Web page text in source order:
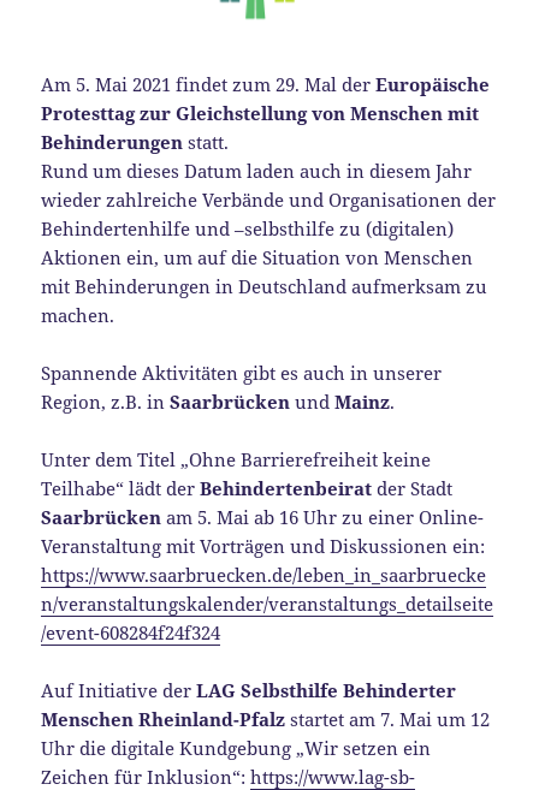
Am 5. Mai 2021 findet zum 29. Mal derEuropäische
Protesttag zur Gleichstellung von Menschen mit
Behinderungen statt.
Rund um dieses Datum laden auch in diesem Jahr
wieder zahlreiche Verbände und Organisationen der
Behindertenhilfe und –selbsthilfe zu (digitalen)
Aktionen ein, um auf die Situation von Menschen
mit Behinderungen in Deutschland aufmerksam zu
machen.
Spannende Aktivitäten gibt es auch in unserer
Region, z.B. inSaarbrücken undMainz.
Unter dem Titel „Ohne Barrierefreiheit keine
Teilhabe“ lädt derBehindertenbeirat der Stadt
Saarbrücken am 5. Mai ab 16 Uhr zu einer Online-
Veranstaltung mit Vorträgen und Diskussionen ein:
https://www.saarbruecken.de/leben_in_saarbruecke
n/veranstaltungskalender/veranstaltungs_detailseite
/event-608284f24f324
Auf Initiative derLAG Selbsthilfe Behinderter
Menschen Rheinland-Pfalz startet am 7. Mai um 12
Uhr die digitale Kundgebung „Wir setzen ein
Zeichen für Inklusion“:https://www.lag-sb-